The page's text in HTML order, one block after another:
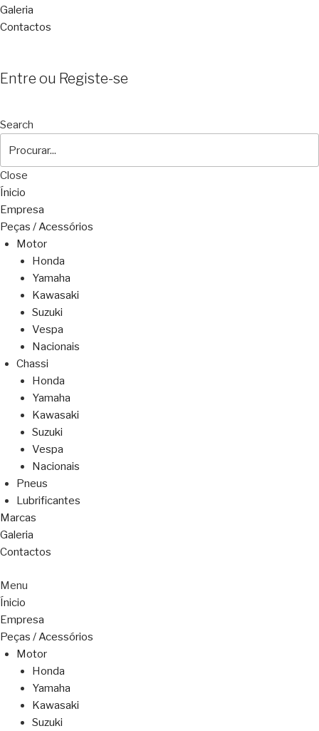
Galeria
Contactos
Entre ou Registe-se
Search
Close
Ínicio
Empresa
Peças / Acessórios
Motor
Honda
Yamaha
Kawasaki
Suzuki
Vespa
Nacionais
Chassi
Honda
Yamaha
Kawasaki
Suzuki
Vespa
Nacionais
Pneus
Lubrificantes
Marcas
Galeria
Contactos
Menu
Ínicio
Empresa
Peças / Acessórios
Motor
Honda
Yamaha
Kawasaki
Suzuki